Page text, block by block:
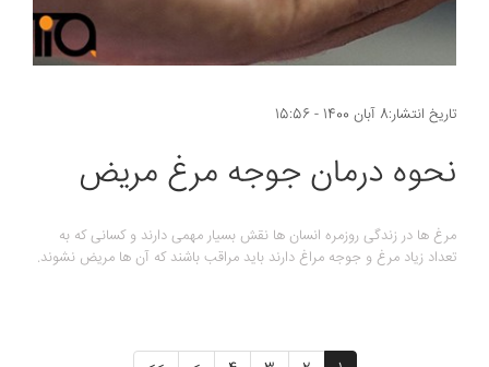
تاریخ انتشار:8 آبان 1400 - 15:56
نحوه درمان جوجه مرغ مریض
مرغ ها در زندگی روزمره انسان ها نقش بسیار مهمی دارند و کسانی که به
تعداد زیاد مرغ و جوجه مراغ دارند باید مراقب باشند که آن ها مریض نشوند.